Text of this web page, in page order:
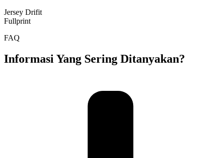
Jersey Drifit
Fullprint
FAQ
Informasi Yang Sering Ditanyakan?